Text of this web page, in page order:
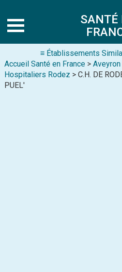
SANTÉ
≡ Établissements
Accueil Santé en France >
Hospitaliers Rodez > C.H. DE
PUEL'